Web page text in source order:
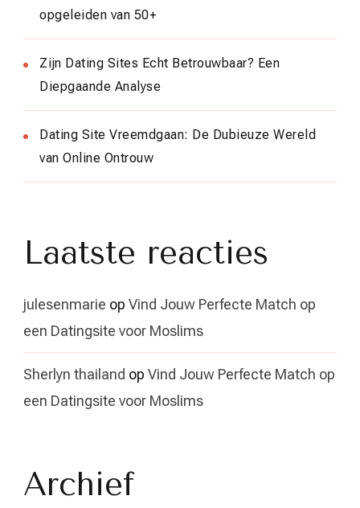
opgeleiden van 50+
Zijn Dating Sites Echt Betrouwbaar? Een
Diepgaande Analyse
Dating Site Vreemdgaan: De Dubieuze Wereld
van Online Ontrouw
Laatste reacties
julesenmarie op Vind Jouw Perfecte Match op
een Datingsite voor Moslims
Sherlyn thailand op Vind Jouw Perfecte Match op
een Datingsite voor Moslims
Archief